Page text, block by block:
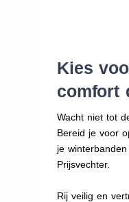
Kies
comfort
Wacht niet tot
Bereid je voor
je
Prijsvechter.
Rij veilig en